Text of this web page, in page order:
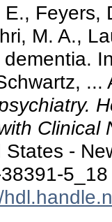
E., Feyers,
M. A.,
Clinical
States -
5_18